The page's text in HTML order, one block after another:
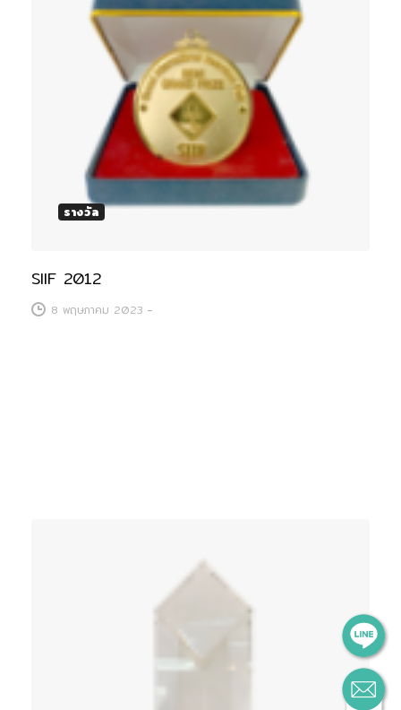
รางวัล
SIIF 2012
8 พฤษภาคม 2023 -